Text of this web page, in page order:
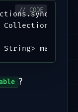
String> map =
？